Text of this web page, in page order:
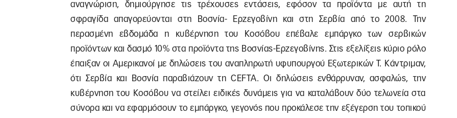
αναγνώριση, δημιούργησε τις τρέχουσες εντάσεις, εφόσον τα προϊόντα με αυτή τη
σφραγίδα απαγορεύονται στη Βοσνία- Ερζεγοβίνη και στη Σερβία από το 2008. Την
περασμένη εβδομάδα η κυβέρνηση του Κοσόβου επέβαλε εμπάργκο των σερβικών
προϊόντων και δασμό 10% στα προϊόντα της Βοσνίας-Ερζεγοβίνης. Στις εξελίξεις κύριο ρόλο
έπαιξαν οι Αμερικανοί με δηλώσεις του αναπληρωτή υφυπουργού Εξωτερικών Τ. Κάντριμαν,
ότι Σερβία και Βοσνία παραβιάζουν τη CEFTA. Οι δηλώσεις ενθάρρυναν, ασφαλώς, την
κυβέρνηση του Κοσόβου να στείλει ειδικές δυνάμεις για να καταλάβουν δύο τελωνεία στα
σύνορα και να εφαρμόσουν το εμπάργκο, γεγονός που προκάλεσε την εξέγερση του τοπικού